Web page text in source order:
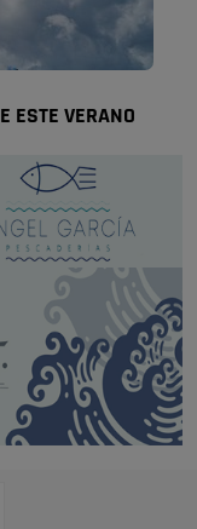
ESTE VERANO